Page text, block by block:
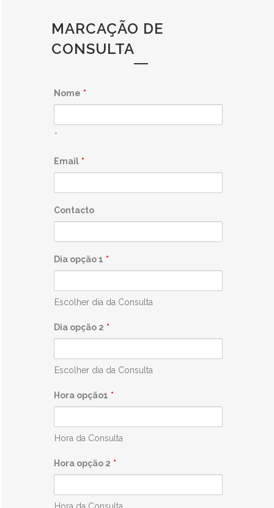
MARCAÇÃO DE
CONSULTA
Nome *
*
Email *
Contacto
Dia opção 1 *
Escolher dia da Consulta
Dia opção 2 *
Escolher dia da Consulta
Hora opção1 *
Hora da Consulta
Hora opção 2 *